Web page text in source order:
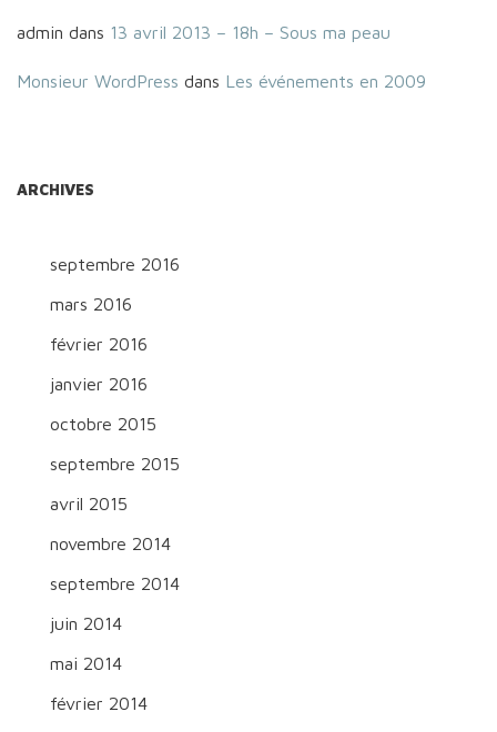
admin dans 13 avril 2013 – 18h – Sous ma peau
Monsieur WordPress dans Les événements en 2009
ARCHIVES
septembre 2016
mars 2016
février 2016
janvier 2016
octobre 2015
septembre 2015
avril 2015
novembre 2014
septembre 2014
juin 2014
mai 2014
février 2014